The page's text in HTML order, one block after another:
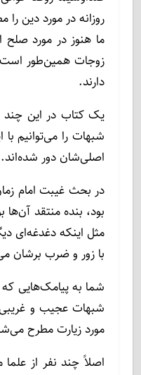
روزانه در مورد دین
ما هنوز در مورد
زوجات همین‌طور
دارند.
یک کتاب در این
شبهات را می‌توانیم
اصلی‌شان دور شده‌اند.
در بحث غیبت امام
بود، بنده منتقد
مثل اینکه دغدغه‌ای
با زور و ضرب برشان
شما به پیامک‌هایی
شبهات عجیب و غریبی
مورد زیارت مطرح
اصلاً چند نفر از